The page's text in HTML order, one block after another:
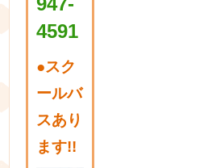
4591
●スク
ールバ
スあり
ます!!